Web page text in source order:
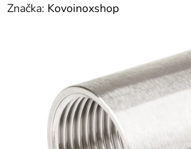
Značka: Kovoinoxshop